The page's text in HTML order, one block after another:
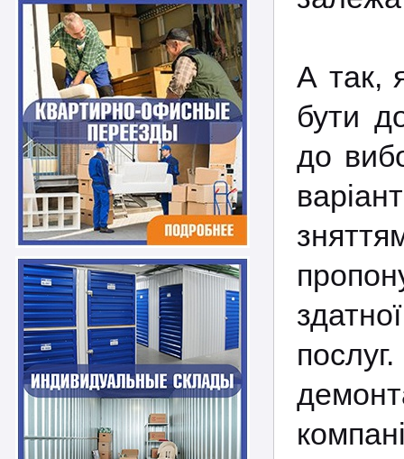
А так,
бути
до